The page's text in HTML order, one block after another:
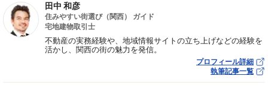
田中 和彦
住みやすい街選び（関西） ガイド
宅地建物取引士
不動産の実務経験や、地域情報サイトの立ち上げなどの経験を
活かし、関西の街の魅力を発信。
プロフィール詳細
執筆記事一覧